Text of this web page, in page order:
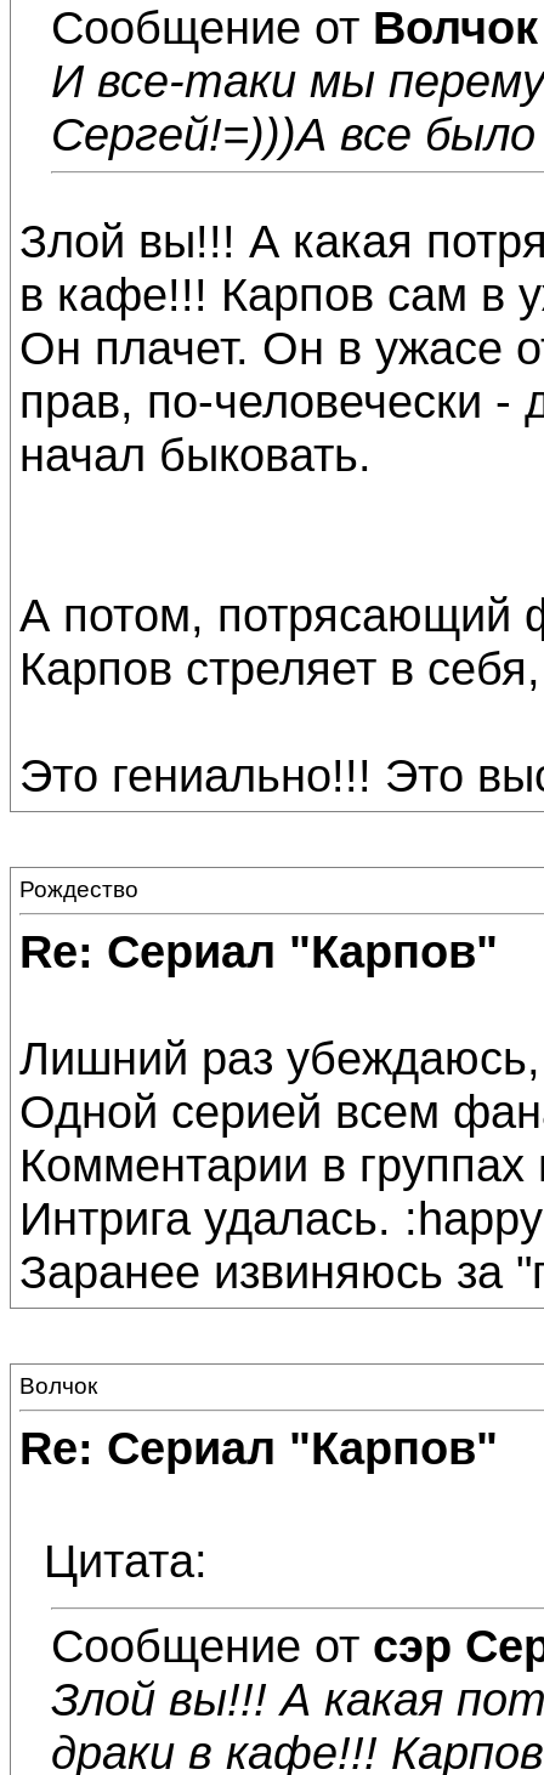
Сообщение от Волчок
И все-таки мы
Сергей!=)))А все
Злой вы!!! А какая
в кафе!!! Карпов сам в
Он плачет. Он в ужасе
прав, по-человечески -
начал быковать.
А потом, потрясающий
Карпов стреляет в
Это гениально!!! Это
Рождество
Re: Сериал "Карпов"
Лишний раз
Одной серией всем
Комментарии в
Интрига удалась.
Заранее извиняюсь за
Волчок
Re: Сериал "Карпов"
Цитата:
Сообщение от сэр
Злой вы!!! А какая
драки в кафе!!!